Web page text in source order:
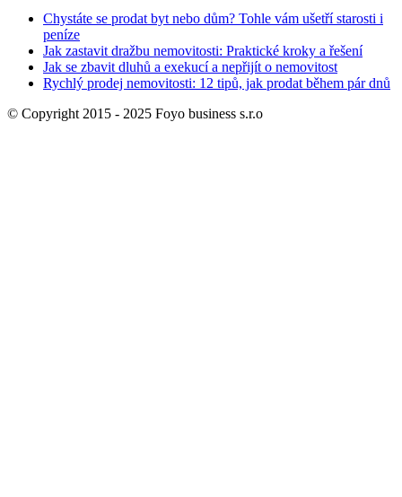
Chystáte se prodat byt nebo dům? Tohle vám ušetří starosti i
peníze
Jak zastavit dražbu nemovitosti: Praktické kroky a řešení
Jak se zbavit dluhů a exekucí a nepřijít o nemovitost
Rychlý prodej nemovitosti: 12 tipů, jak prodat během pár dnů
© Copyright 2015 - 2025 Foyo business s.r.o